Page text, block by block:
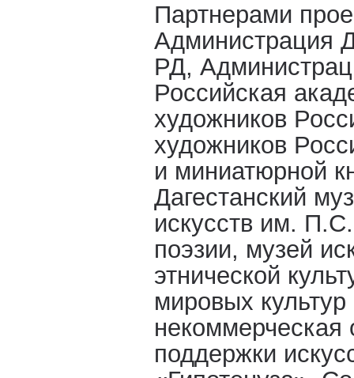
Партнерами
Администрация
РД,
Российская
художников
художников
и миниатюрной
Дагестанский
искусств им.
поэзии, музей
этнической
мировых культур
некоммерческая
поддержки